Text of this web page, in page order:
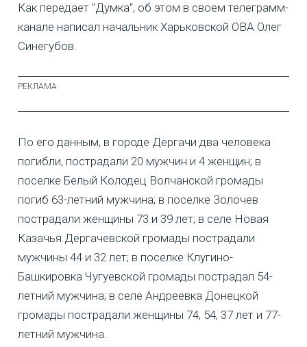
Как передает "Думка", об этом в своем телеграмм-
канале написал начальник Харьковской ОВА Олег
Синегубов.
По его данным, в городе Дергачи два человека
погибли, пострадали 20 мужчин и 4 женщин; в
поселке Белый Колодец Волчанской громады
погиб 63-летний мужчина; в поселке Золочев
пострадали женщины 73 и 39 лет; в селе Новая
Казачья Дергачевской громады пострадали
мужчины 44 и 32 лет; в поселке Клугино-
Башкировка Чугуевской громады пострадал 54-
летний мужчина; в селе Андреевка Донецкой
громады пострадали женщины 74, 54, 37 лет и 77-
летний мужчина.